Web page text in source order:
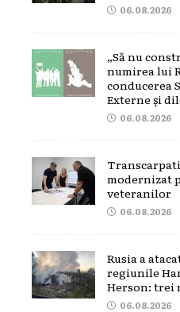
06.08.2026
„Să nu
numirea lui
conducerea
Externe și
06.08.2026
modernizat
veteranilor
06.08.2026
Rusia a
regiunile
Herson: trei
06.08.2026